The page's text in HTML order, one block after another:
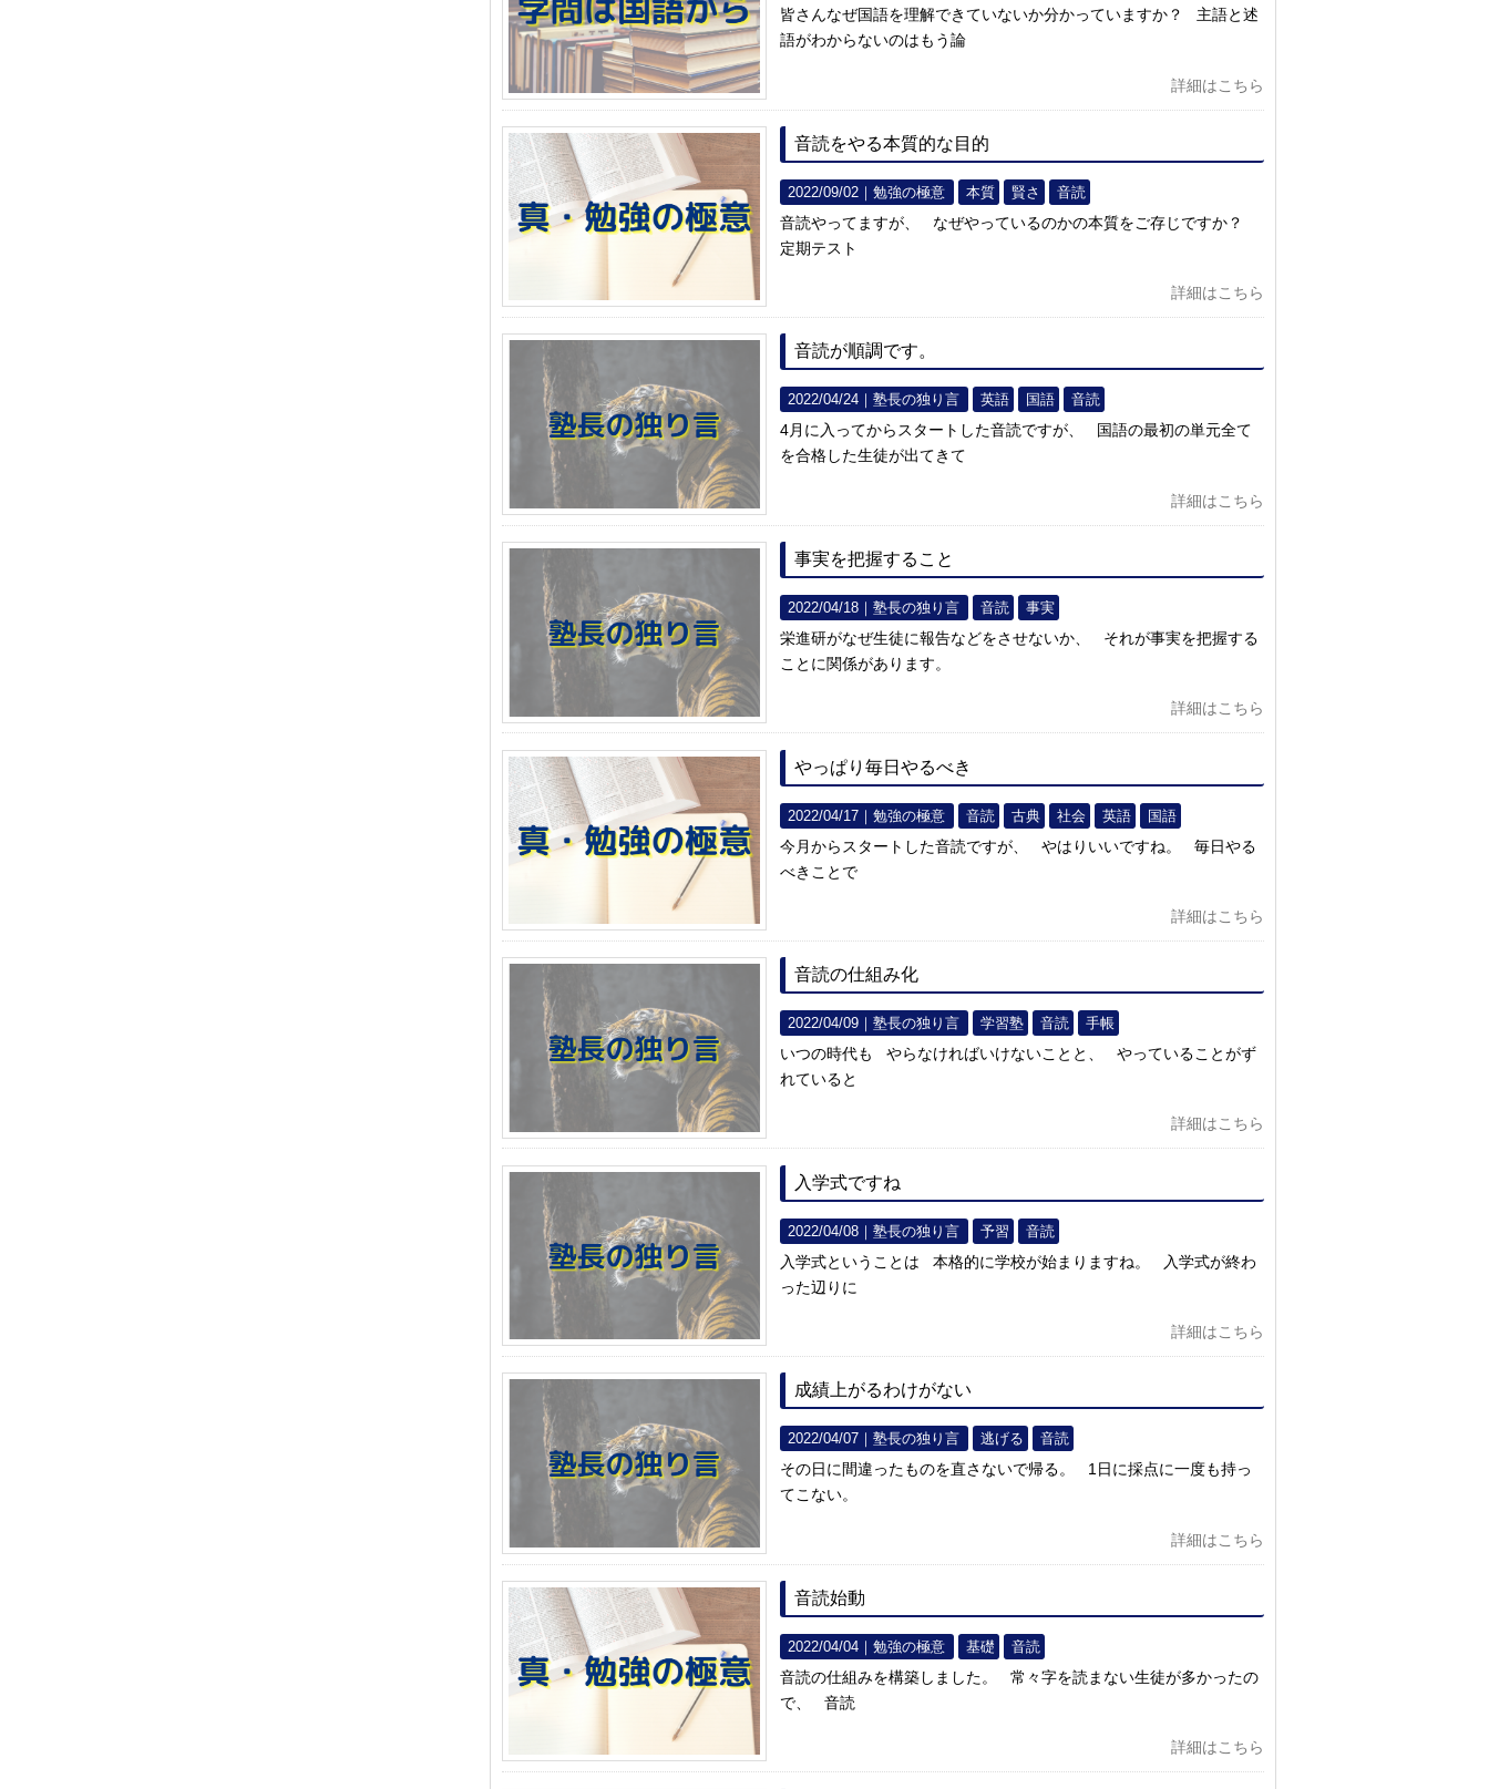
皆さんなぜ国語を理解できていないか分かっていますか？ 主語と述
語がわからないのはもう論
詳細はこちら
音読をやる本質的な目的
2022/09/02｜勉強の極意 本質 賢さ 音読
音読やってますが、 なぜやっているのかの本質をご存じですか？
定期テスト
詳細はこちら
音読が順調です。
2022/04/24｜塾長の独り言 英語 国語 音読
4月に入ってからスタートした音読ですが、 国語の最初の単元全て
を合格した生徒が出てきて
詳細はこちら
事実を把握すること
2022/04/18｜塾長の独り言 音読 事実
栄進研がなぜ生徒に報告などをさせないか、 それが事実を把握する
ことに関係があります。
詳細はこちら
やっぱり毎日やるべき
2022/04/17｜勉強の極意 音読 古典 社会 英語 国語
今月からスタートした音読ですが、 やはりいいですね。 毎日やる
べきことで
詳細はこちら
音読の仕組み化
2022/04/09｜塾長の独り言 学習塾 音読 手帳
いつの時代も やらなければいけないことと、 やっていることがず
れていると
詳細はこちら
入学式ですね
2022/04/08｜塾長の独り言 予習 音読
入学式ということは 本格的に学校が始まりますね。 入学式が終わ
った辺りに
詳細はこちら
成績上がるわけがない
2022/04/07｜塾長の独り言 逃げる 音読
その日に間違ったものを直さないで帰る。 1日に採点に一度も持っ
てこない。
詳細はこちら
音読始動
2022/04/04｜勉強の極意 基礎 音読
音読の仕組みを構築しました。 常々字を読まない生徒が多かったの
で、 音読
詳細はこちら